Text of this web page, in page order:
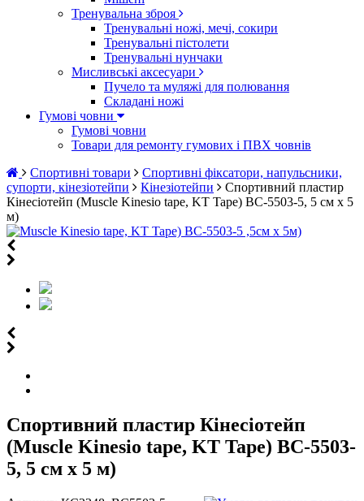
Тренувальна зброя
Тренувальні ножі, мечі, сокири
Тренувальні пістолети
Тренувальні нунчаки
Мисливські аксесуари
Пучело та муляжі для полювання
Складані ножі
Гумові човни
Гумові човни
Товари для ремонту гумових і ПВХ човнів
Спортивні товари
Спортивні фіксатори, напульсники,
супорти, кінезіотейпи
Кінезіотейпи
Спортивний пластир
Кінеcіотейп (Muscle Kinesio tape, KT Tape) BC-5503-5, 5 см х 5
м)
Спортивний пластир Кінеcіотейп
(Muscle Kinesio tape, KT Tape) BC-5503-
5, 5 см х 5 м)